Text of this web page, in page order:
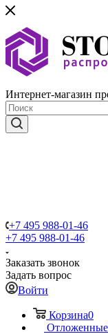
Интернет-магазин
+7 495 988-01-46
+7 495 988-01-46
Заказать звонок
Задать вопрос
Войти
Корзина0
Отложенные